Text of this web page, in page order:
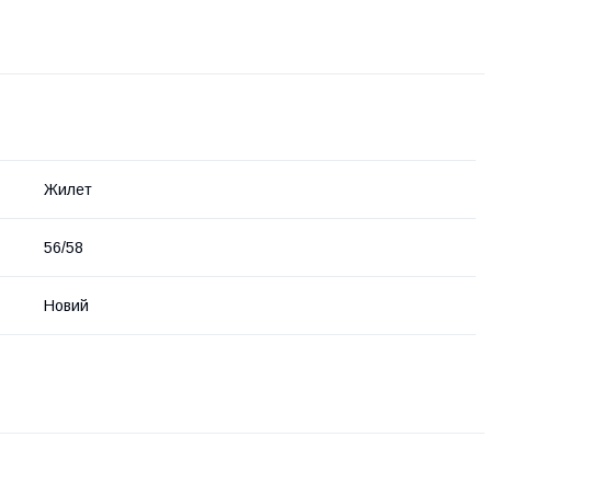
Жилет
56/58
Новий